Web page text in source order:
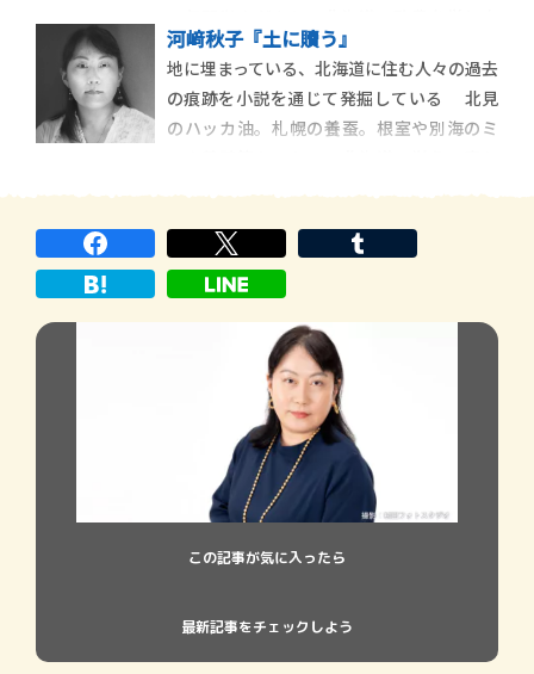
宅で緬羊の飼育・出荷をしている。朝は四
～五時に起き、夜七～八時まで働く生活の
なか、二〇一二年に『東陬遺事』で北海道
新聞文学賞（創作・ […]
河﨑秋子『土に贖う』
地に埋まっている、北海道に住む人々の過去
の痕跡を小説を通じて発掘している 北見
のハッカ油。札幌の養蚕。根室や別海のミ
よる大藪賞受賞後第１作『土に贖う』 。羊
飼いとの兼業作家として注 […]
この記事が気に入ったら
最新記事をチェックしよう